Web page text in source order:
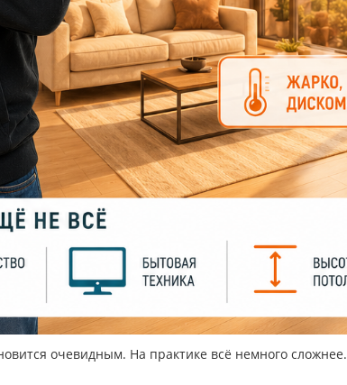
очевидным. На практике всё немного сложнее.